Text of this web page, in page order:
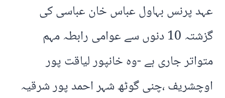
عہد پرنس بہاول عباس خان عباسی کی
گزشتہ 10 دنوں سے عوامی رابطہ مہم
متواتر جاری ہے -وہ خانپور لیاقت پور
اوچشریف ،چنی گوٹھ شہر احمد پور شرقیہ